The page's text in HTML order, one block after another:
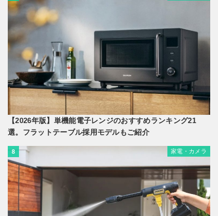
【2026年版】単機能電子レンジのおすすめランキング21
選。フラットテーブル採用モデルもご紹介
8 家電・カメラ